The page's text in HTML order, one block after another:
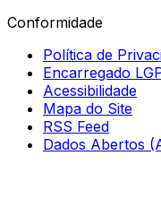
Conformidade
Política de
Encarregado
Acessibilidade
Mapa do Site
RSS Feed
Dados Abertos